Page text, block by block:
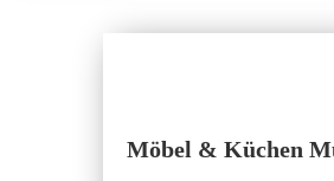
Möbel & Küchen